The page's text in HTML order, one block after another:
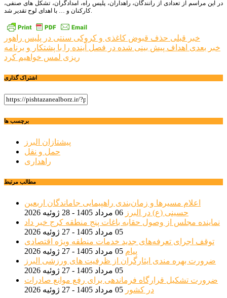
در این مراسم از تعدادی از رانندگان، راهداران، پلیس راه، امدادگران، تشکل های صنفی،
کارکنان و … با اهدای لوح تقدیر شد.
راهبری
نوشته
خبر قبلی حذف قبوض کاغذی و کروکی سنتی در پلیس راهور
خبر بعدی اهداف پيش بينی شده در فصل آينده را با پشتکار و برنامه
ريزی لمس خواهيم کرد
اشتراک گذاری
برچسب ها
پیشتازان البرز
حمل و نقل
راهداری
مطالب مرتبط
اعلام مسیرها و زمان‌بندی راهپیمایی جاماندگان اربعین
حسینی (ع) در البرز 06 مرداد 1405 - 28 ژوئیه 2026
نماینده مجلس از وصول حقابه باغات پنج منطقه کرج خبر داد
05 مرداد 1405 - 27 ژوئیه 2026
توقف اجرای تعرفه‌های جدید خدمات منطقه ویژه اقتصادی
پیام 05 مرداد 1405 - 27 ژوئیه 2026
ضرورت بهره مندی ایثارگران از ظرفیت های ورزشی البرز
05 مرداد 1405 - 27 ژوئیه 2026
ضرورت تشکیل قرارگاه فرماندهی برای رفع موانع صادرات
در کشور 05 مرداد 1405 - 27 ژوئیه 2026